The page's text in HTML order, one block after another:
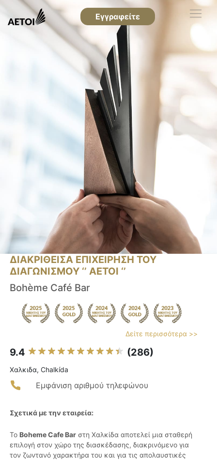
Εγγραφείτε
ΔΙΑΚΡΙΘΕΙΣΑ ΕΠΙΧΕΙΡΗΣΗ ΤΟΥ
ΔΙΑΓΩΝΙΣΜΟΥ ‘’ ΑΕΤΟΙ ‘’
Bohème Café Bar
Δείτε περισσότερα >>
9.4 (286)
Χαλκιδα, Chalkída
Εμφάνιση αριθμού τηλεφώνου
Σχετικά με την εταιρεία:
Το Boheme Cafe Bar στη Χαλκίδα αποτελεί μια σταθερή
επιλογή στον χώρο της διασκέδασης, διακρινόμενο για
τον ζωντανό χαρακτήρα του και για τις απολαυστικές